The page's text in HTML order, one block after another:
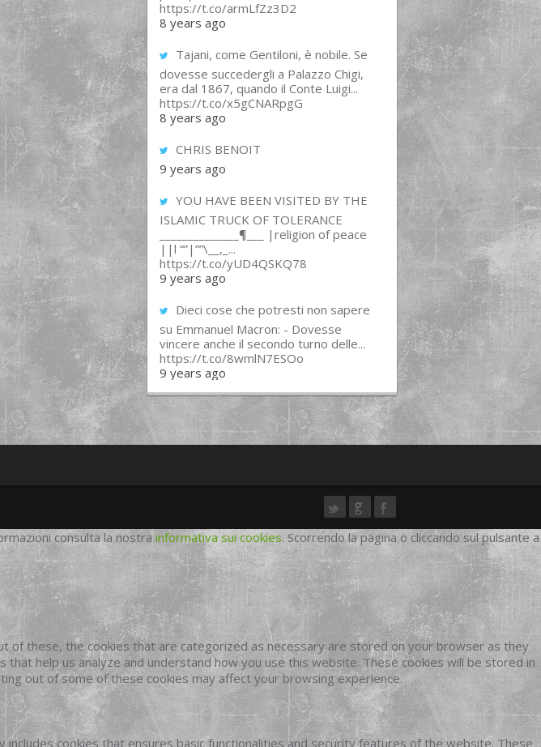
https://t.co/armLfZz3D2
8 years ago
Tajani, come Gentiloni, è nobile. Se
dovesse succedergli a Palazzo Chigi,
era dal 1867, quando il Conte Luigi...
https://t.co/x5gCNARpgG
8 years ago
CHRIS BENOIT
9 years ago
YOU HAVE BEEN VISITED BY THE
ISLAMIC TRUCK OF TOLERANCE
______________¶___ |religion of peace
||l “”|””\__,_...
https://t.co/yUD4QSKQ78
9 years ago
Dieci cose che potresti non sapere
su Emmanuel Macron: - Dovesse
vincere anche il secondo turno delle...
https://t.co/8wmlN7ESOo
9 years ago
consulta la nostra informativa sui cookies. Scorrendo la pagina o cliccando sul pulsante a
these, the cookies that are categorized as necessary are stored on your browser as they
help us analyze and understand how you use this website. These cookies will be stored in
out of some of these cookies may affect your browsing experience.
cookies that ensures basic functionalities and security features of the website. These